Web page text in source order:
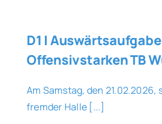
D1 |
Offensivstarken TB
Am Samstag, den 21.02.2026,
fremder Halle [...]